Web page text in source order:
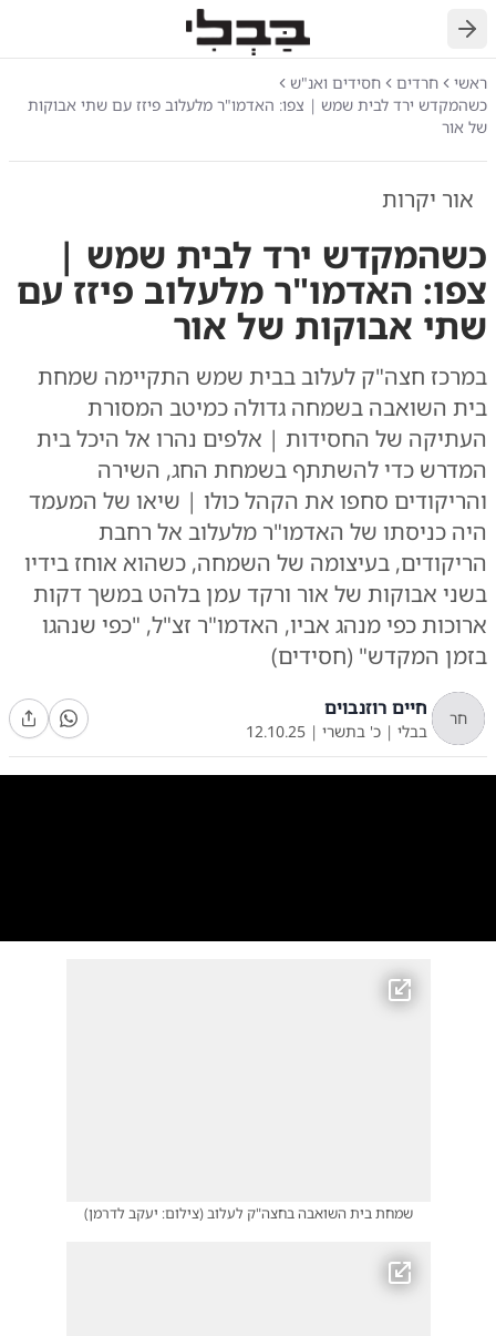
חזרה
ראשי חרדים
חסידים ואנ"ש
כשהמקדש ירד לבית שמש | צפו: האדמו"ר מלעלוב פיזז עם שתי אבוקות
של אור
אור יקרות
כשהמקדש ירד לבית שמש |
צפו: האדמו"ר מלעלוב פיזז עם
שתי אבוקות של אור
במרכז חצה"ק לעלוב בבית שמש התקיימה שמחת
בית השואבה בשמחה גדולה כמיטב המסורת
העתיקה של החסידות | אלפים נהרו אל היכל בית
המדרש כדי להשתתף בשמחת החג, השירה
והריקודים סחפו את הקהל כולו | שיאו של המעמד
היה כניסתו של האדמו"ר מלעלוב אל רחבת
הריקודים, בעיצומה של השמחה, כשהוא אוחז בידיו
בשני אבוקות של אור ורקד עמן בלהט במשך דקות
ארוכות כפי מנהג אביו, האדמו"ר זצ"ל, "כפי שנהגו
בזמן המקדש" (חסידים)
חר חיים רוזנבוים
בבלי | כ' בתשרי |
12.10.25
שמחת בית השואבה בחצה"ק לעלוב
שמחת בית השואבה בחצה"ק לעלוב(צילום: יעקב לדרמן)